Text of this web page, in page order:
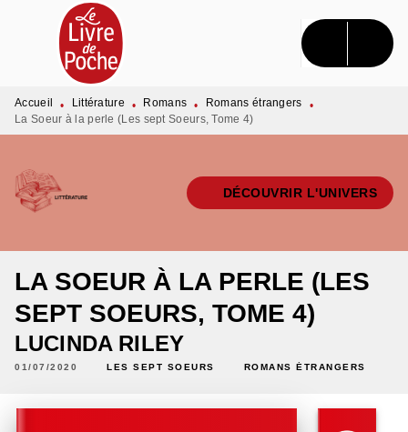
MENU RECHERCHE CONTENU
PIED DE PAGE
Accueil • Littérature • Romans • Romans étrangers
•
La Soeur à la perle (Les sept Soeurs, Tome 4)
DÉCOUVRIR L'UNIVERS
LA SOEUR À LA PERLE (LES
SEPT SOEURS, TOME 4)
LUCINDA RILEY
01/07/2020 LES SEPT SOEURS ROMANS ÉTRANGERS